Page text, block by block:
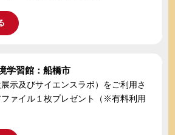
学習館：船橋市
示及びサイエンスラボ）をご利用さ
ァイル１枚プレゼント（※有料利用